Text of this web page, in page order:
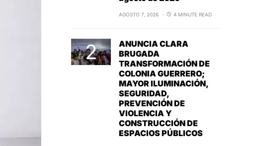
AGOSTO 7, 2026 4 MINUTE READ
ANUNCIA CLARA
BRUGADA
TRANSFORMACIÓN DE
COLONIA GUERRERO;
MAYOR ILUMINACIÓN,
SEGURIDAD,
PREVENCIÓN DE
VIOLENCIA Y
CONSTRUCCIÓN DE
ESPACIOS PÚBLICOS